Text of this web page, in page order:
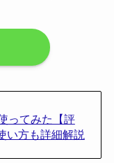
ってみた【評
い方も詳細解説